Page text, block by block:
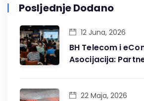
Posljednje Dodano
BH Telecom i
Asocijacija:
12 Juna, 2026
22 Maja, 2026